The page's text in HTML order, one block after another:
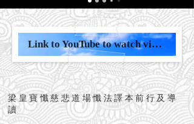
Link to YouTube to watch video
梁皇寶懺慈悲道場懺法譯本前行及導
讀